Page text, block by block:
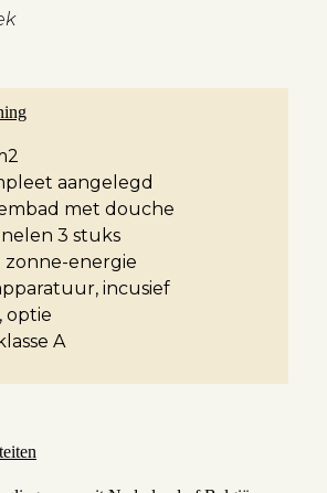
aangelegd
met douche
3 stuks
zonne-energie
incusief
optie
A